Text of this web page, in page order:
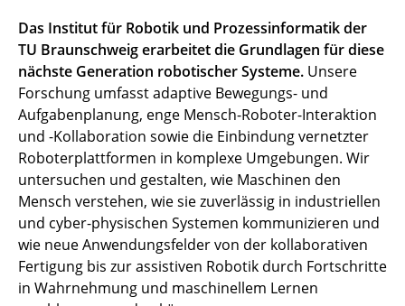
Das Institut für Robotik und Prozessinformatik der
TU Braunschweig erarbeitet die Grundlagen für diese
nächste Generation robotischer Systeme. Unsere
Forschung umfasst adaptive Bewegungs- und
Aufgabenplanung, enge Mensch-Roboter-Interaktion
und -Kollaboration sowie die Einbindung vernetzter
Roboterplattformen in komplexe Umgebungen. Wir
untersuchen und gestalten, wie Maschinen den
Mensch verstehen, wie sie zuverlässig in industriellen
und cyber-physischen Systemen kommunizieren und
wie neue Anwendungsfelder von der kollaborativen
Fertigung bis zur assistiven Robotik durch Fortschritte
in Wahrnehmung und maschinellem Lernen